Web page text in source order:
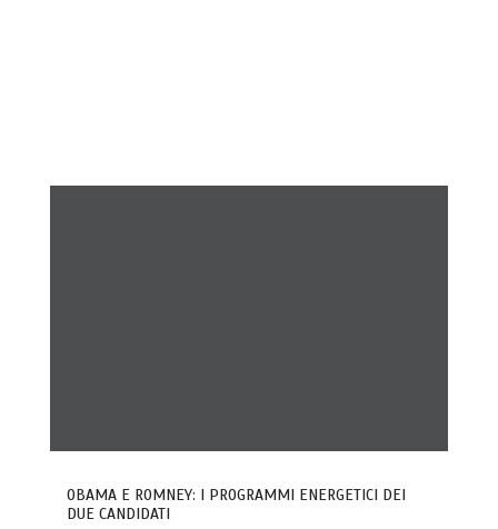
OBAMA E ROMNEY: I PROGRAMMI ENERGETICI DEI
DUE CANDIDATI